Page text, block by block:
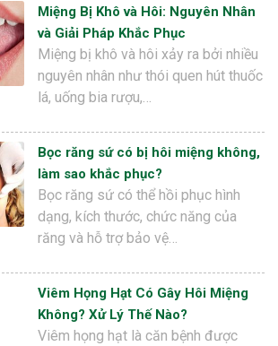
Miệng Bị Khô và Hôi: Nguyên Nhân
và Giải Pháp Khắc Phục
Miệng bị khô và hôi xảy ra bởi nhiều
nguyên nhân như thói quen hút thuốc
lá, uống bia rượu,…
Bọc răng sứ có bị hôi miệng không,
làm sao khắc phục?
Bọc răng sứ có thể hồi phục hình
dạng, kích thước, chức năng của
răng và hỗ trợ bảo vệ…
Viêm Họng Hạt Có Gây Hôi Miệng
Không? Xử Lý Thế Nào?
Viêm họng hạt là căn bệnh được